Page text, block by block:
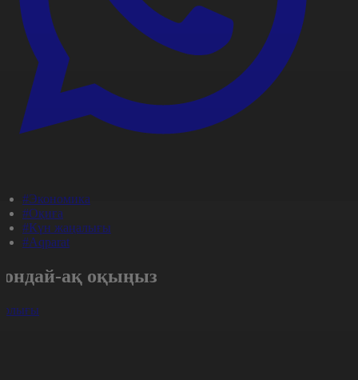
#Экономика
#Оқиға
#Күн жаңалығы
#Aqparat
ақ оқыңыз